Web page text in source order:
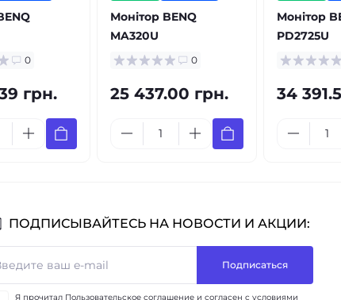
0
грн.
Монітор BENQ
MA320U
0
25 437.00 грн.
Монітор
PD2725U
34
ПОДПИСЫВАЙТЕСЬ НА НОВОСТИ И АКЦИИ:
Подписаться
Я прочитал Пользовательское соглашениеи согласен с условиями